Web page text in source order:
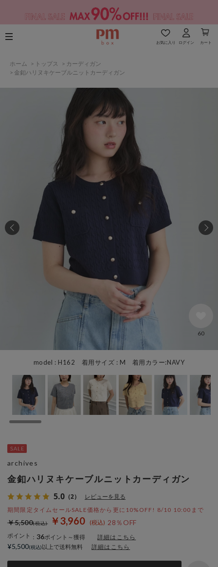
お気に入り ログイン カート
ホーム > トップス > カーディガン
> 金釦ハリヌキケーブルニットカーディガン
model : H162 着用サイズ : M 着用カラー:NAVY
60
金釦ハリヌキケーブルニットカーディガン
5.0 （2） レビューを見る
期間限定タイムセールSALE価格から更に10%OFF! 8/10 10:00まで
￥3,960 28％OFF
￥5,500
ポイント ： 36ポイント～獲得 詳細はこちら
archives
¥5,500 以上で送料無料 詳細はこちら